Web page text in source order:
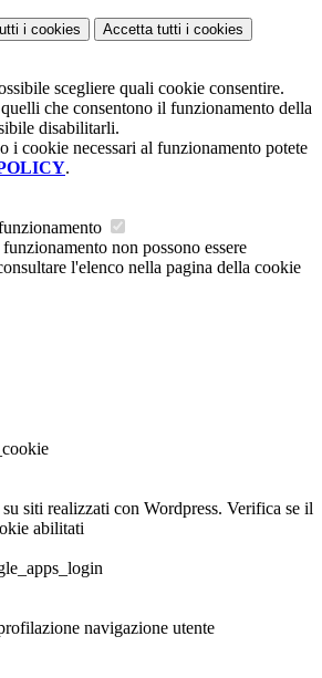
i cookies Accetta tutti i cookies
scegliere quali cookie consentire.
che consentono il funzionamento della
disabilitarli.
i cookie necessari al funzionamento potete
.
non possono essere
l'elenco nella pagina della cookie
siti realizzati con Wordpress. Verifica se il
abilitati
navigazione utente